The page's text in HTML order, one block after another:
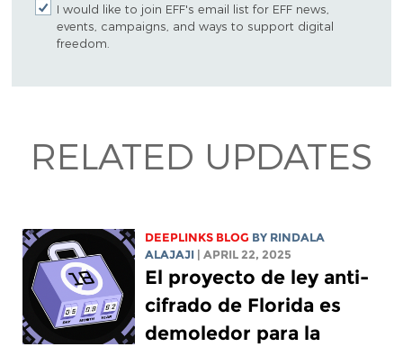
I would like to join EFF's email list for EFF news,
events, campaigns, and ways to support digital
freedom.
RELATED UPDATES
DEEPLINKS BLOG BY RINDALA
ALAJAJI
| APRIL 22, 2025
El proyecto de ley anti-
cifrado de Florida es
demoledor para la